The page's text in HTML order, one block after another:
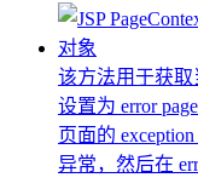
该方法用于获取
设置为 error
页面的
异常，然后在